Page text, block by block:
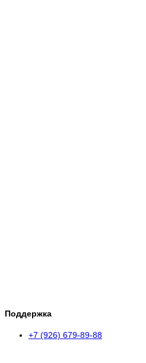
Поддержка
+7 (926) 679-89-88